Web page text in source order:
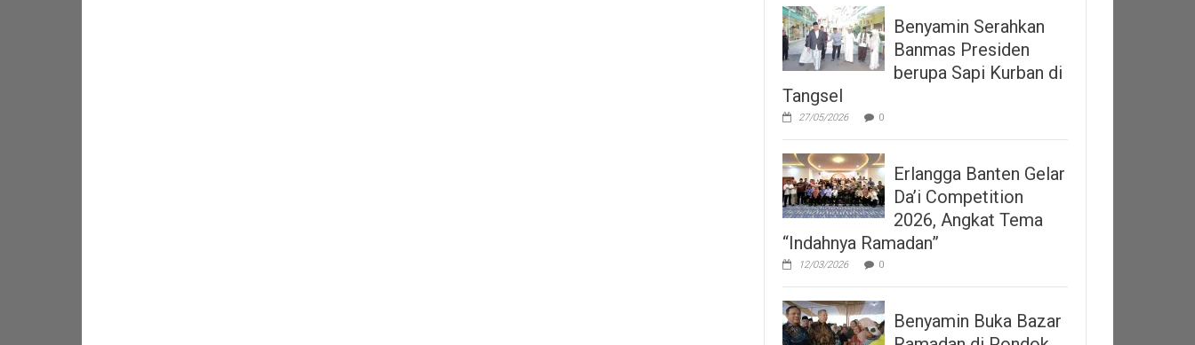
Benyamin Serahkan
Banmas Presiden
berupa Sapi Kurban di
Tangsel
27/05/2026 0
Erlangga Banten Gelar
Da’i Competition
2026, Angkat Tema
“Indahnya Ramadan”
12/03/2026 0
Benyamin Buka Bazar